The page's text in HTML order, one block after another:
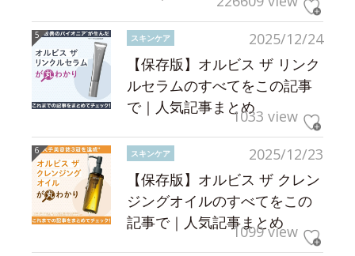
2025/12/24
スキンケア
【保存版】オルビス ザ リンク
ルセラムのすべてをこの記事
で｜人気記事まとめ1033 view
2025/12/23
スキンケア
【保存版】オルビス ザ クレン
ジングオイルのすべてをこの
記事で｜人気記事まとめ
1099 view